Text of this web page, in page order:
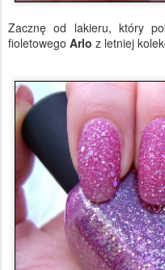
Zacznę od lakieru, który
fioletowego Arlo z letniej